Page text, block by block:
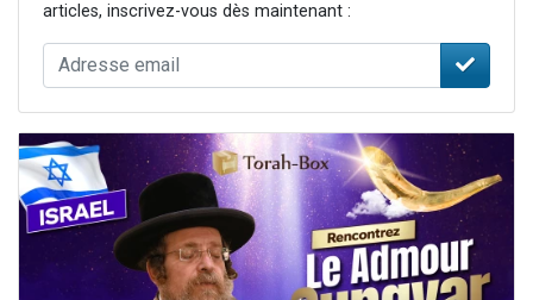
articles, inscrivez-vous dès maintenant :